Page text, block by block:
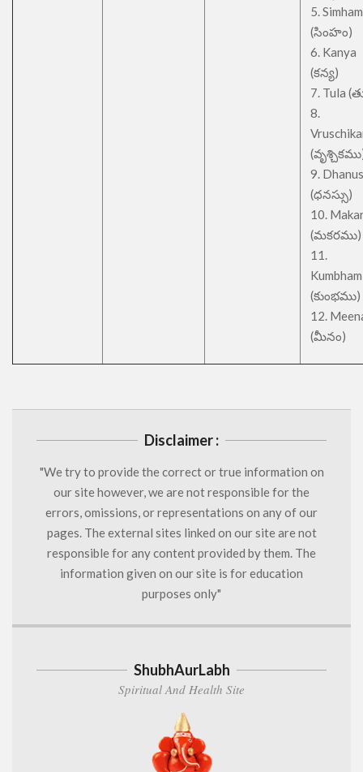
5. Simham
(సింహం)
6. Kanya
(కన్య)
7. Tula
8.
9.
(ధనస్సు)
10.
(మకరము)
11.
Kumbham
(కుంభము)
12.
(మీనం)
Disclaimer :
"We try to provide the correct or true information on
our site however, we are not responsible for the
errors, omissions, or representations on any of our
pages. The external sites linked on our site are not
responsible for any content provided by them. The
information given on our site is for education
purposes only"
ShubhAurLabh
Spiritual And Health Site